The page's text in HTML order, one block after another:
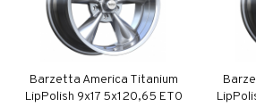
Barzetta America Titanium
LipPolish 9x17 5x120,65 ET0